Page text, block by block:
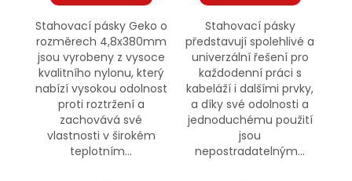
Stahovací pásky Geko o
rozměrech 4,8x380mm
jsou vyrobeny z vysoce
kvalitního nylonu, který
nabízí vysokou odolnost
proti roztržení a
zachovává své
vlastnosti v širokém
teplotním...
Stahovací pásky
představují spolehlivé a
univerzální řešení pro
každodenní práci s
kabeláží i dalšími prvky,
a díky své odolnosti a
jednoduchému použití
jsou
nepostradatelným...